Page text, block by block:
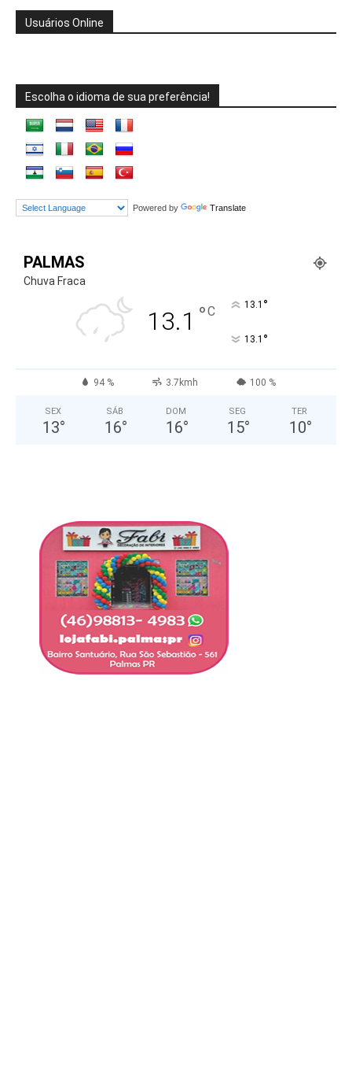
Usuários Online
Escolha o idioma de sua preferência!
Powered by Translate
PALMAS
Chuva Fraca
13.1 °C 13.1 °
13.1 °
94 % 3.7kmh 100 %
SEX
13°
SÁB
16°
DOM
16°
SEG
15°
TER
10°